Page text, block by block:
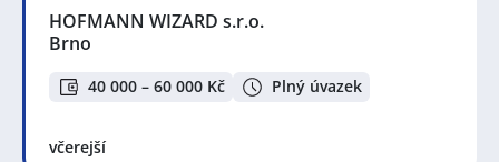
HOFMANN WIZARD s.r.o.
Brno
40 000 – 60 000 Kč Plný úvazek
včerejší